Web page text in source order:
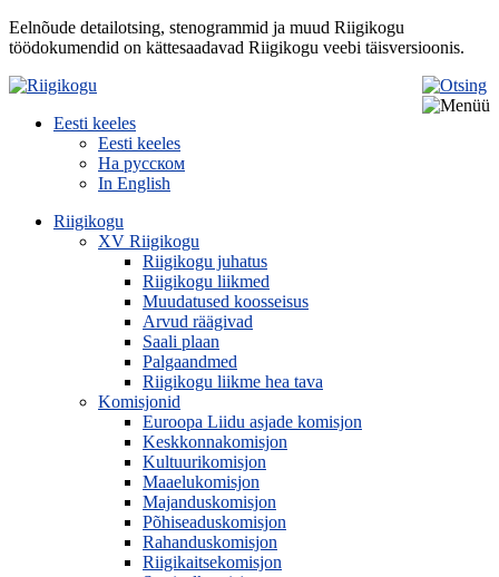
Eelnõude detailotsing, stenogrammid ja muud Riigikogu
töödokumendid on kättesaadavad Riigikogu veebi täisversioonis.
Eesti keeles
Eesti keeles
На русском
In English
Riigikogu
XV Riigikogu
Riigikogu juhatus
Riigikogu liikmed
Muudatused koosseisus
Arvud räägivad
Saali plaan
Palgaandmed
Riigikogu liikme hea tava
Komisjonid
Euroopa Liidu asjade komisjon
Keskkonnakomisjon
Kultuurikomisjon
Maaelukomisjon
Majanduskomisjon
Põhiseaduskomisjon
Rahanduskomisjon
Riigikaitsekomisjon